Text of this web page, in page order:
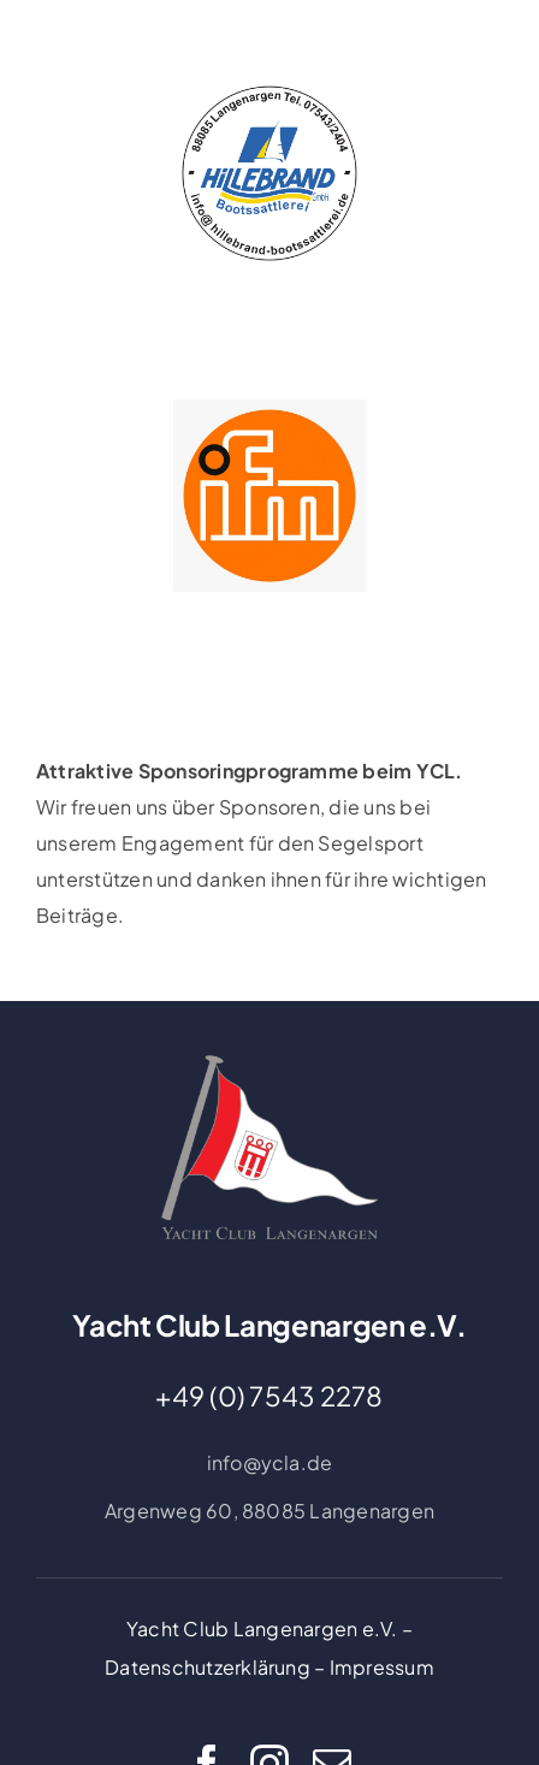
Attraktive Sponsoringprogramme beim YCL.
Wir freuen uns über Sponsoren, die uns bei
unserem Engagement für den Segelsport
unterstützen und danken ihnen für ihre wichtigen
Beiträge.
Yacht Club Langenargen e.V.
+49 (0) 7543 2278
info@ycla.de
Argenweg 60, 88085 Langenargen
Yacht Club Langenargen e.V. –
Datenschutzerklärung – Impressum